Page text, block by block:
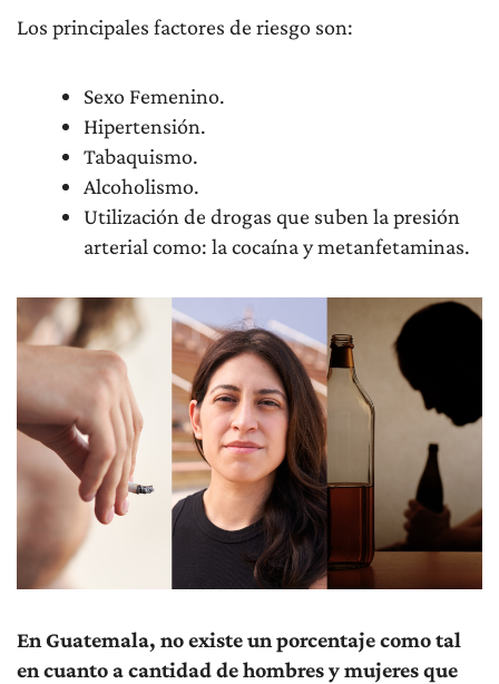
Los principales factores de riesgo son:
Sexo Femenino.
Hipertensión.
Tabaquismo.
Alcoholismo.
Utilización de drogas que suben la presión
arterial como: la cocaína y metanfetaminas.
En Guatemala, no existe un porcentaje como tal
en cuanto a cantidad de hombres y mujeres que